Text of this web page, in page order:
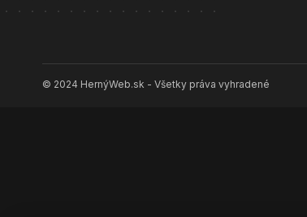
© 2024 HernýWeb.sk - Všetky práva vyhradené